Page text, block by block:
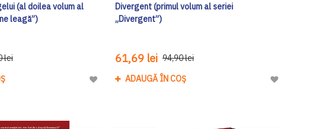
(al doilea volum al
leagă”)
lei
Adaugă
Divergent (primul volum al seriei
„Divergent”)
61,69 lei 94,90 lei
ADAUGĂ ÎN COȘ
Adaugă